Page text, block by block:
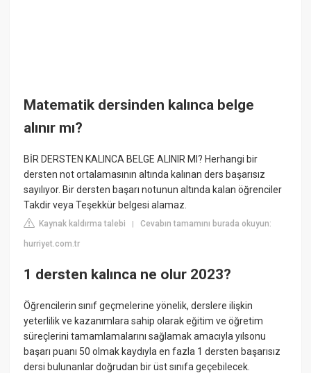
Matematik dersinden kalınca belge
alınır mı?
BİR DERSTEN KALINCA BELGE ALINIR MI? Herhangi bir
dersten not ortalamasının altında kalınan ders başarısız
sayılıyor. Bir dersten başarı notunun altında kalan öğrenciler
Takdir veya Teşekkür belgesi alamaz.
Kaynak kaldırma talebi |Cevabın tamamını burada okuyun:
hurriyet.com.tr
1 dersten kalınca ne olur 2023?
Öğrencilerin sınıf geçmelerine yönelik, derslere ilişkin
yeterlilik ve kazanımlara sahip olarak eğitim ve öğretim
süreçlerini tamamlamalarını sağlamak amacıyla yılsonu
başarı puanı 50 olmak kaydıyla en fazla 1 dersten başarısız
dersi bulunanlar doğrudan bir üst sınıfa geçebilecek.